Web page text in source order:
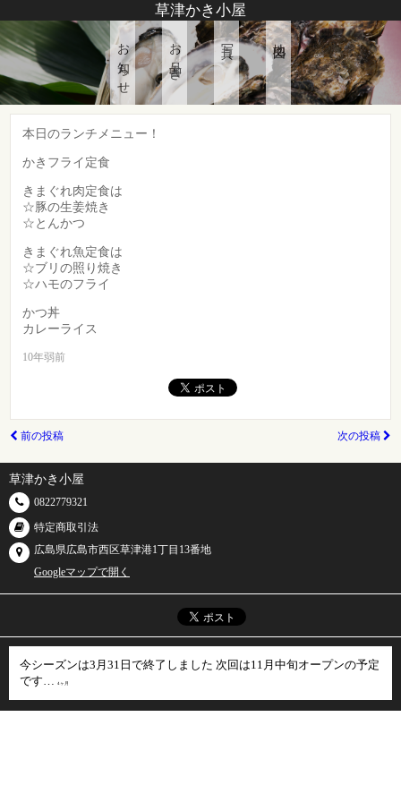
草津かき小屋
お知らせ お品書き 写真 地図
本日のランチメニュー！
かきフライ定食
きまぐれ肉定食は
☆豚の生姜焼き
☆とんかつ
きまぐれ魚定食は
☆ブリの照り焼き
☆ハモのフライ
かつ丼
カレーライス
10年弱前
前の投稿 次の投稿
草津かき小屋
0822779321
特定商取引法
広島県広島市西区草津港1丁目13番地
Googleマップで開く
今シーズンは3月31日で終了しました 次回は11月中旬オープンの予定
です…
4ヶ月